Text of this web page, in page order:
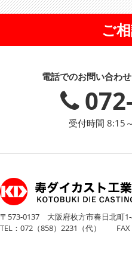
ご
電話でのお問い合わせ
受付時間 8:15
〒573-0137 大阪府枚方市春日北町1-
TEL：072（858）2231（代） FAX